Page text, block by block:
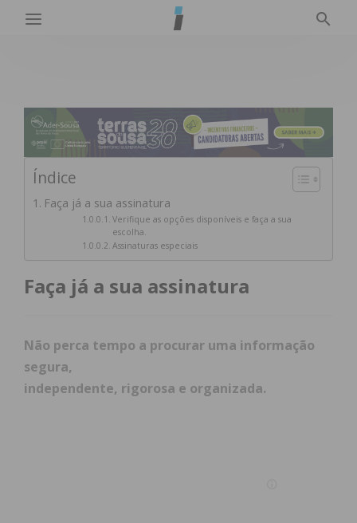
Índice
Faça já a sua assinatura
Verifique as opções disponíveis e faça a sua
escolha.
Assinaturas especiais
Faça já a sua assinatura
Não perca tempo a procurar uma informação
segura,
independente, rigorosa e organizada.